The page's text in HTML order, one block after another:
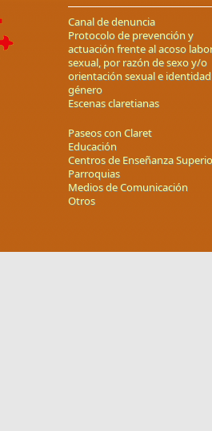
Canal de denuncia
Protocolo de prevención y
actuación frente al acoso
sexual, por razón de sexo y/o
orientación sexual e
género
Escenas claretianas
Paseos con Claret
Educación
Centros de Enseñanza
Parroquias
Medios de Comunicación
Otros